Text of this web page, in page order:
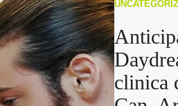
clinica